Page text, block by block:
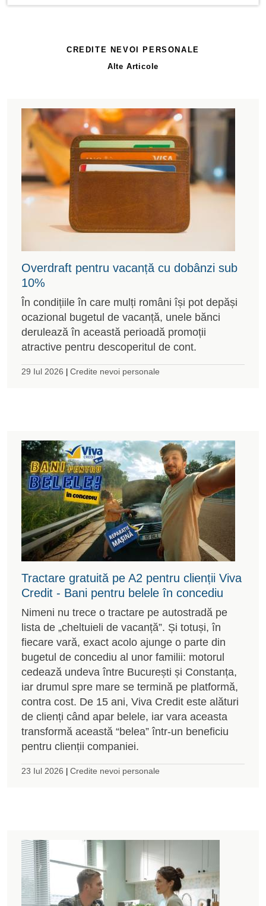
CREDITE NEVOI PERSONALE
Alte Articole
Overdraft pentru vacanță cu dobânzi sub
10%
În condițiile în care mulți români își pot depăși
ocazional bugetul de vacanță, unele bănci
derulează în această perioadă promoții
atractive pentru descoperitul de cont.
29 Iul 2026 Credite nevoi personale
Tractare gratuită pe A2 pentru clienții Viva
Credit - Bani pentru belele în concediu
Nimeni nu trece o tractare pe autostradă pe
lista de „cheltuieli de vacanță”. Și totuși, în
fiecare vară, exact acolo ajunge o parte din
bugetul de concediu al unor familii: motorul
cedează undeva între București și Constanța,
iar drumul spre mare se termină pe platformă,
contra cost. De 15 ani, Viva Credit este alături
de clienți când apar belele, iar vara aceasta
transformă această “belea” într-un beneficiu
pentru clienții companiei.
23 Iul 2026 Credite nevoi personale